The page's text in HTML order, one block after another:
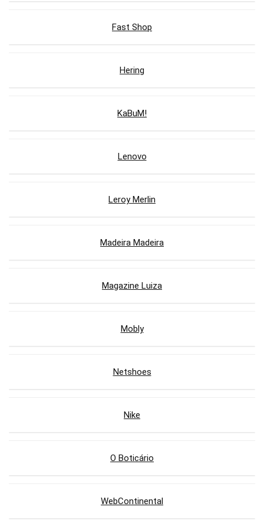
Fast Shop
Hering
KaBuM!
Lenovo
Leroy Merlin
Madeira Madeira
Magazine Luiza
Mobly
Netshoes
Nike
O Boticário
WebContinental